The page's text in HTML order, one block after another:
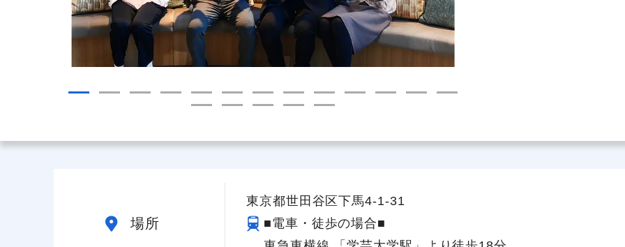
給与制度 資格取得サポート制度
スタッフインタビュー 社員主役のプロジェクト
場所
東京都世田谷区下馬4-1-31
■電車・徒歩の場合■